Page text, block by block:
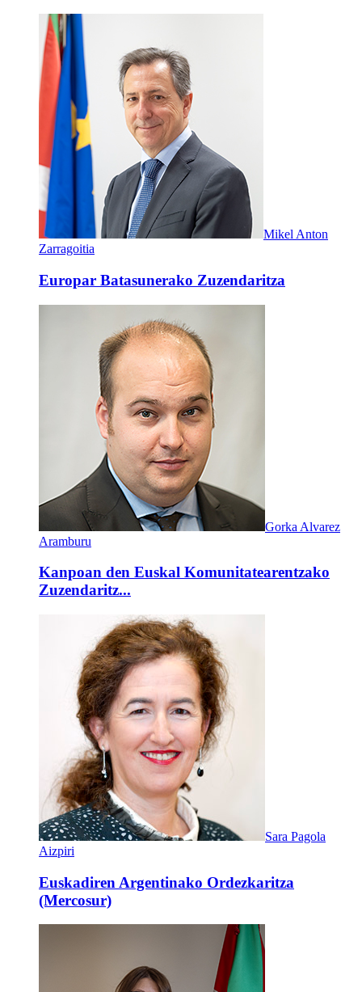
Mikel Anton
Zarragoitia
Europar Batasunerako Zuzendaritza
Gorka Alvarez
Aramburu
Kanpoan den Euskal Komunitatearentzako
Zuzendaritz...
Sara Pagola
Aizpiri
Euskadiren Argentinako Ordezkaritza
(Mercosur)